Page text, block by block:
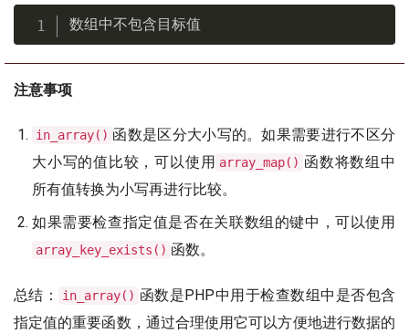
数组中不包含目标值
注意事项
in_array() 函数是区分大小写的。如果需要进行不区分
大小写的值比较，可以使用 array_map() 函数将数组中
所有值转换为小写再进行比较。
如果需要检查指定值是否在关联数组的键中，可以使用
array_key_exists() 函数。
总结： in_array() 函数是PHP中用于检查数组中是否包含
指定值的重要函数，通过合理使用它可以方便地进行数据的